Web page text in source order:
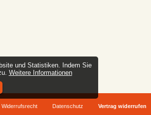
und Statistiken. Indem Sie
Weitere Informationen
Widerrufsrecht Datenschutz Vertrag widerrufen